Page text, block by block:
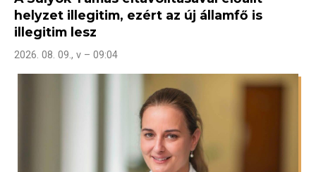
helyzet illegitim, ezért az új államfő is
illegitim lesz
2026. 08. 09., v – 09:04